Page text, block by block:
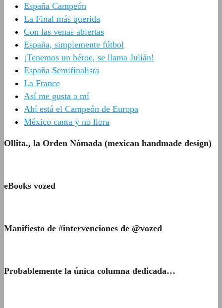
España Campeón
La Final más querida
Con las venas abiertas
España, simplemente fútbol
¡Tenemos un héroe, se llama Julián!
España Semifinalista
La France
Así me gusta a mí
Ahí está el Campeón de Europa
México canta y no llora
Ollita., la Orden Nómada (mexican handmade design)
eBooks vozed
Manifiesto de #intervenciones de @vozed
Probablemente la única columna dedicada…